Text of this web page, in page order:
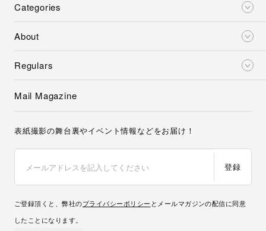
Categories
About
Regulars
Mail Magazine
表紙撮影の舞台裏やイベント情報などをお届け！
登録
ご登録頂くと、弊社のプライバシーポリシー とメールマガジンの配信に同意
したことになります。